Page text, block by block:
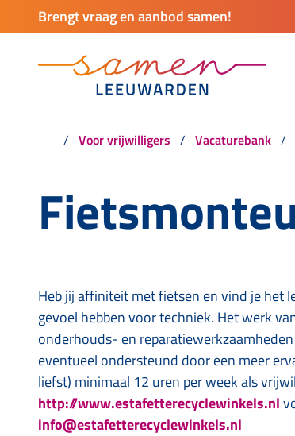
Brengt vraag en aanbod samen!
Voor vrijwilligers Vacaturebank
Heb jij affiniteit met fietsen en vind je het
gevoel hebben voor techniek. Het werk
onderhouds- en
eventueel ondersteund door een meer
liefst) minimaal 12 uren per week als
http://www.estafetterecyclewinkels.nl
info@estafetterecyclewinkels.nl